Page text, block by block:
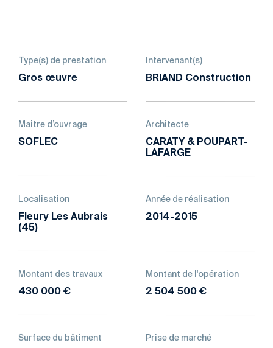
Type(s) de prestation
Gros œuvre
Intervenant(s)
BRIAND Construction
Maitre d’ouvrage
SOFLEC
Architecte
CARATY & POUPART-
LAFARGE
Localisation
Fleury Les Aubrais
(45)
Année de réalisation
2014-2015
Montant des travaux
430 000 €
Montant de l'opération
2 504 500 €
Surface du bâtiment Prise de marché